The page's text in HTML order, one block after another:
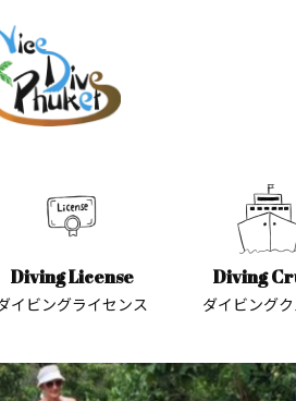
Diving License
イビングライセンス
Diving
ダイビング